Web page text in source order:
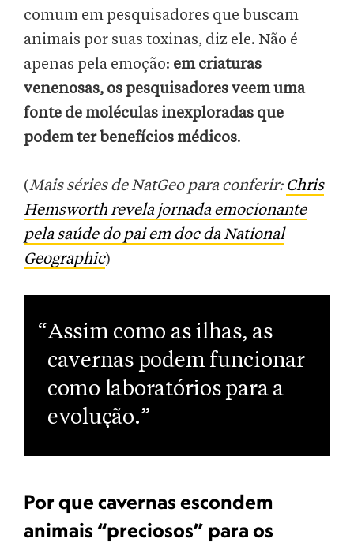
comum em pesquisadores que buscam
animais por suas toxinas, diz ele. Não é
apenas pela emoção: em criaturas
venenosas, os pesquisadores veem uma
fonte de moléculas inexploradas que
podem ter benefícios médicos.
(Mais séries de NatGeo para conferir: Chris
Hemsworth revela jornada emocionante
pela saúde do pai em doc da National
Geographic)
“Assim como as ilhas, as
cavernas podem funcionar
como laboratórios para a
evolução.”
Por que cavernas escondem
animais “preciosos” para os